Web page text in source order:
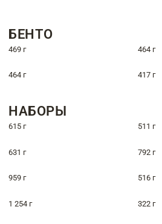
БЕНТО
469 г 464 г
464 г 417 г
НАБОРЫ
615 г 511 г
631 г 792 г
959 г 516 г
1 254 г 322 г